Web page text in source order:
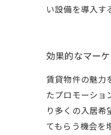
い設備を導入す
効果的なマー
賃貸物件の魅力
たプロモーショ
り多くの入居希
てもらう機会を